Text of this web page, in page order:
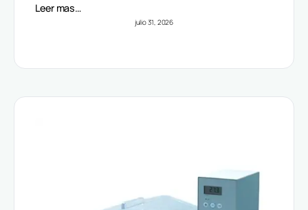
Leer mas…
julio 31, 2026